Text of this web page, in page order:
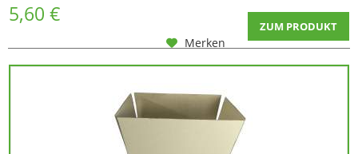
5,60 € ZUM PRODUKT
Merken